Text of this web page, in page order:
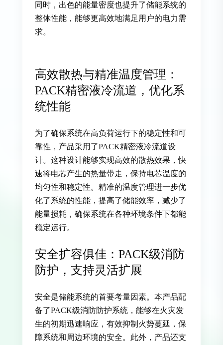
同时，出色的能量密度也提升了储能系统的
整体性能，能够更高效地满足用户的电力需
求。
高效散热与精准温度管理：
PACK精密液冷流道，优化系
统性能
为了确保系统在高负荷运行下的稳定性和可
靠性，产品采用了PACK精密液冷流道设
计。这种设计能够实现高效的散热效果，快
速将电芯产生的热量带走，保持电芯温度的
均匀性和稳定性。精准的温度管理进一步优
化了系统的性能，提高了储能效率，减少了
能量损耗，确保系统在各种环境条件下都能
稳定运行。
安全扩容俱佳：PACK级消防
防护，支持灵活扩展
安全是储能系统的首要考量因素。本产品配
备了PACK级消防防护系统，能够在火灾发
生的初期迅速响应，有效抑制火势蔓延，保
障系统和周边环境的安全。此外，产品还支